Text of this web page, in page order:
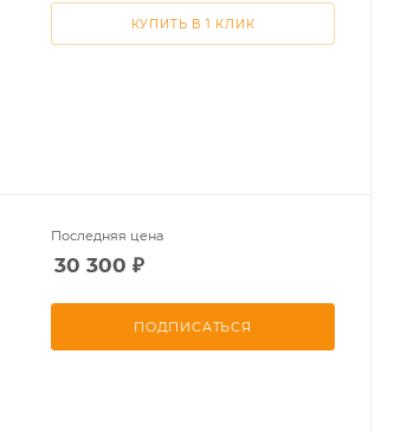
КУПИТЬ В 1 КЛИК
Последняя цена
30 300 ₽
ПОДПИСАТЬСЯ